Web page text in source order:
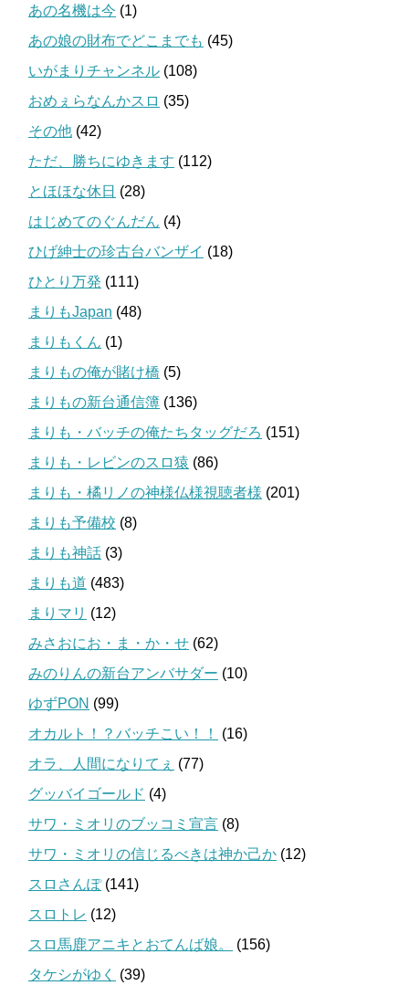
あの名機は今 (1)
あの娘の財布でどこまでも (45)
いがまりチャンネル (108)
おめぇらなんかスロ (35)
その他 (42)
ただ、勝ちにゆきます (112)
とほほな休日 (28)
はじめてのぐんだん (4)
ひげ紳士の珍古台バンザイ (18)
ひとり万発 (111)
まりもJapan (48)
まりもくん (1)
まりもの俺が賭け橋 (5)
まりもの新台通信簿 (136)
まりも・バッチの俺たちタッグだろ (151)
まりも・レビンのスロ猿 (86)
まりも・橘リノの神様仏様視聴者様 (201)
まりも予備校 (8)
まりも神話 (3)
まりも道 (483)
まりマリ (12)
みさおにお・ま・か・せ (62)
みのりんの新台アンバサダー (10)
ゆずPON (99)
オカルト！？バッチこい！！
(16)
オラ、人間になりてぇ (77)
グッバイゴールド (4)
サワ・ミオリのブッコミ宣言 (8)
サワ・ミオリの信じるべきは神か己か (12)
スロさんぽ(141)
スロトレ (12)
スロ馬鹿アニキとおてんば娘。
(156)
タケシがゆく
(39)